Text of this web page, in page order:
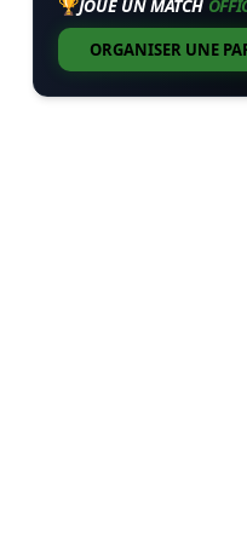
🏆JOUE UN MATCH
ORGANISER UNE